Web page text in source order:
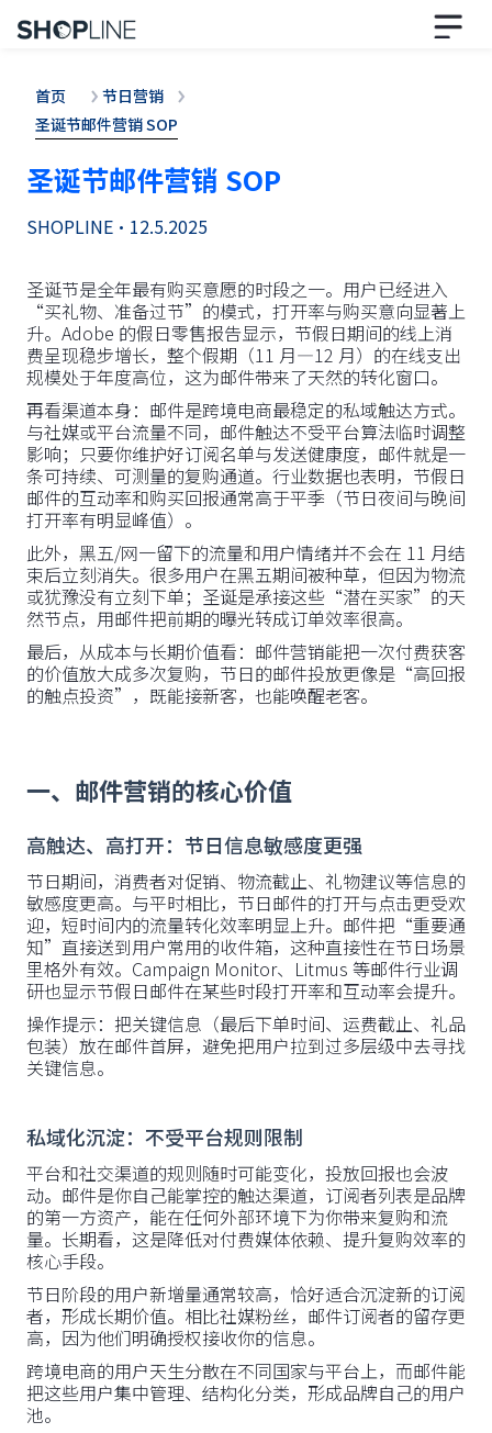
首页
节日营销
圣诞节邮件营销 SOP
圣诞节邮件营销 SOP
SHOPLINE • 12.5.2025
圣诞节是全年最有购买意愿的时段之一。用户已经进入
“买礼物、准备过节”的模式，打开率与购买意向显著上
升。Adobe 的假日零售报告显示，节假日期间的线上消
费呈现稳步增长，整个假期（11 月—12 月）的在线支出
规模处于年度高位，这为邮件带来了天然的转化窗口。
再看渠道本身：邮件是跨境电商最稳定的私域触达方式。
与社媒或平台流量不同，邮件触达不受平台算法临时调整
影响；只要你维护好订阅名单与发送健康度，邮件就是一
条可持续、可测量的复购通道。行业数据也表明，节假日
邮件的互动率和购买回报通常高于平季（节日夜间与晚间
打开率有明显峰值）。
此外，黑五/网一留下的流量和用户情绪并不会在 11 月结
束后立刻消失。很多用户在黑五期间被种草，但因为物流
或犹豫没有立刻下单；圣诞是承接这些“潜在买家”的天
然节点，用邮件把前期的曝光转成订单效率很高。
最后，从成本与长期价值看：邮件营销能把一次付费获客
的价值放大成多次复购，节日的邮件投放更像是“高回报
的触点投资”，既能接新客，也能唤醒老客。
一、邮件营销的核心价值
高触达、高打开：节日信息敏感度更强
节日期间，消费者对促销、物流截止、礼物建议等信息的
敏感度更高。与平时相比，节日邮件的打开与点击更受欢
迎，短时间内的流量转化效率明显上升。邮件把“重要通
知”直接送到用户常用的收件箱，这种直接性在节日场景
里格外有效。Campaign Monitor、Litmus 等邮件行业调
研也显示节假日邮件在某些时段打开率和互动率会提升。
操作提示：把关键信息（最后下单时间、运费截止、礼品
包装）放在邮件首屏，避免把用户拉到过多层级中去寻找
关键信息。
私域化沉淀：不受平台规则限制
平台和社交渠道的规则随时可能变化，投放回报也会波
动。邮件是你自己能掌控的触达渠道，订阅者列表是品牌
的第一方资产，能在任何外部环境下为你带来复购和流
量。长期看，这是降低对付费媒体依赖、提升复购效率的
核心手段。
节日阶段的用户新增量通常较高，恰好适合沉淀新的订阅
者，形成长期价值。相比社媒粉丝，邮件订阅者的留存更
高，因为他们明确授权接收你的信息。
跨境电商的用户天生分散在不同国家与平台上，而邮件能
把这些用户集中管理、结构化分类，形成品牌自己的用户
池。